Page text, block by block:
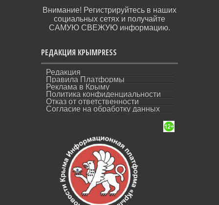
Внимание! Регистрируйтесь в наших
социальных сетях и получайте
САМУЮ СВЕЖУЮ информацию.
РЕДАКЦИЯ КРЫМPRESS
Редакция
Правила Платформы
Реклама в Крыму
Политика конфиденциальности
Отказ от ответственности
Согласие на обработку данных